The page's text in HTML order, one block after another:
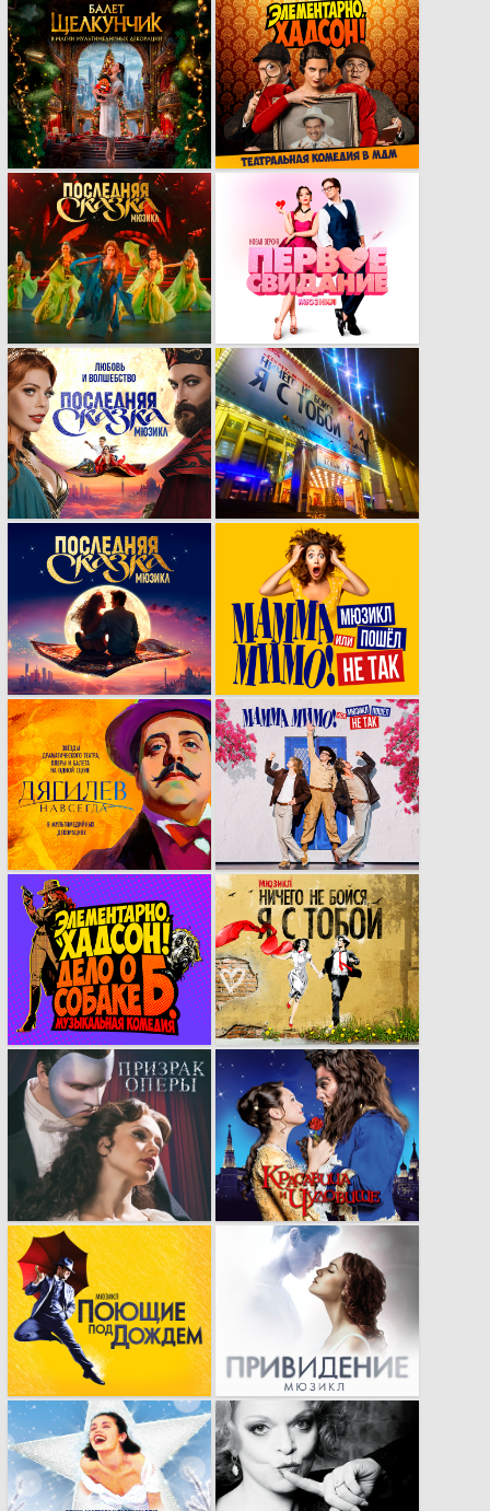
Разработка
визуального стиля
для
мультимедийного
балета
«Щелкунчик»
Новый кей-вижуал
музыкальной
комедии
«Элементарно,
Хадсон!»
Трейлер мюзикла
«Последняя сказка»
Новый кей-вижуал
мюзикла «Первое
свидание»
Обновление
кейвижуала для
мюзикла
«Последняя сказка»
на основе
фотосессии
Рекламная кампания
секрет-мюзикла
«Ничего не бойся, я
с тобой»
разработка
кейвижуала для
мюзикла
«Последняя сказка»
МАММА МИМО.
Концепция,
нейминг, логотип,
визуал, сайт.
Визуальный стиль,
афиши и
мультимедийный
контент для
мультижанрового
спектакля ​​«Дягилев
навсегда».
МАММА МИМО.
Серия пародийных
постеров для
репертуара
легендарного
Семиозёрского
театра «​
Отверженные».
кейвижуал в стиле
комикса нового
мюзикла
«Элементарно,
Хадсон или дело о
собаке Б.»
летний кей-вижуал
мюзикла «Ничего не
бойся, я с тобой» с
стиле стрит-арта
Рекламная кампания
мюзикла «Призрак
Оперы»
Рекламная
кампания,
доказавшая свою
эффективность.
Профессиональная
адаптация
легендарного
брэнда.
Рекламная кампания
мюзикла
«Привидение»​.
Яркая рекламная
кампания в
несколько этапов.
Яркая и эпатажная
реклама для сферы
развлечений.